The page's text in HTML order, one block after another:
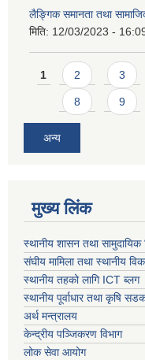
लैङ्गिक समानता तथा
मिति: 12/03/2023 -
Pages
1 2 3
8 9
अन्य
मुख्य लिंक
स्थानीय शासन तथा सामुदायिक
संघीय मामिला तथा स्थानीय
स्थानीय तहको लागि ICT ब्लग
स्थानीय पूर्वाधार तथा कृषि
अर्थ मन्त्रालय
केन्द्रीय पञ्जिकरण विभाग
लोक सेवा आयोग